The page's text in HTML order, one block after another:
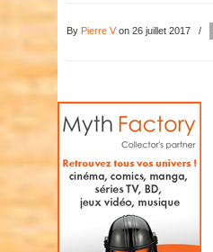
By Pierre Von 26 juillet 2017 /